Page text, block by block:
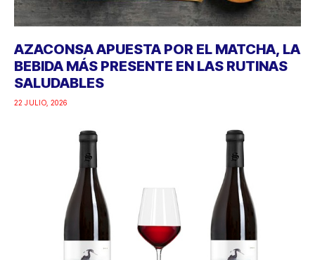
AZACONSA APUESTA POR EL MATCHA, LA
BEBIDA MÁS PRESENTE EN LAS RUTINAS
SALUDABLES
22 JULIO, 2026